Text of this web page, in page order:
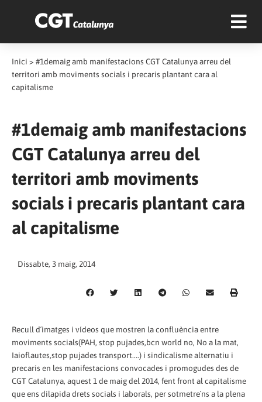
Inici > #1demaig amb manifestacions CGT Catalunya arreu del
territori amb moviments socials i precaris plantant cara al
capitalisme
#1demaig amb manifestacions
CGT Catalunya arreu del
territori amb moviments
socials i precaris plantant cara
al capitalisme
Dissabte, 3 maig, 2014
Recull d´imatges i vídeos que mostren la confluència entre
moviments socials(PAH, stop pujades,bcn world no, No a la mat,
Iaioflautes,stop pujades transport....) i sindicalisme alternatiu i
precaris en les manifestacions convocades i promogudes des de
CGT Catalunya, aquest 1 de maig del 2014, fent front al capitalisme
que ens dilapida drets socials i laborals, per sotmetre´ns a la plena